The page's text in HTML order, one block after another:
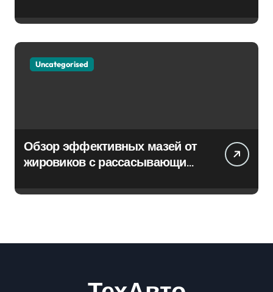
Uncategorised
Обзор эффективных мазей от
жировиков с рассасывающим